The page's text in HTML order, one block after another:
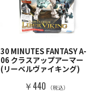
30 MINUTES FANTASY A-
06 クラスアップアーマー
(リーベルヴァイキング)
￥440 （税込）